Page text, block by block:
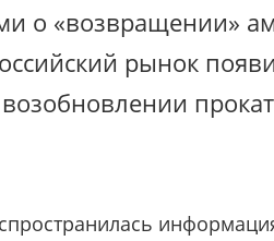
о «возвращении»
рынок